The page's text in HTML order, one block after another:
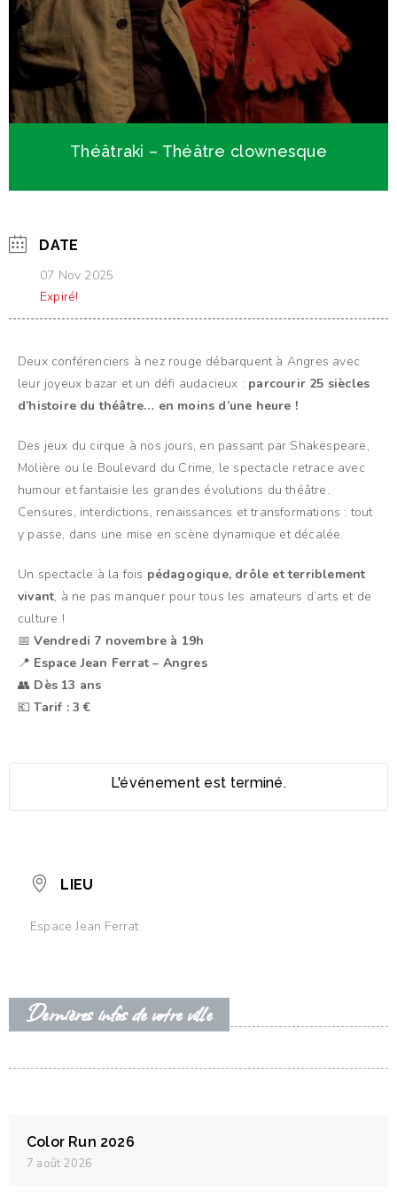
Théâtraki – Théâtre clownesque
DATE
07 Nov 2025
Expiré!
Deux conférenciers à nez rouge débarquent à Angres avec
leur joyeux bazar et un défi audacieux : parcourir 25 siècles
d’histoire du théâtre… en moins d’une heure !
Des jeux du cirque à nos jours, en passant par Shakespeare,
Molière ou le Boulevard du Crime, le spectacle retrace avec
humour et fantaisie les grandes évolutions du théâtre.
Censures, interdictions, renaissances et transformations : tout
y passe, dans une mise en scène dynamique et décalée.
Un spectacle à la fois pédagogique, drôle et terriblement
vivant, à ne pas manquer pour tous les amateurs d’arts et de
culture !
📅Vendredi 7 novembre à 19h
📍 Espace Jean Ferrat – Angres
👥 Dès 13 ans
💶Tarif : 3 €
L'événement est terminé.
LIEU
Espace Jean Ferrat
Dernières infos de votre ville
Color Run 2026
7 août 2026